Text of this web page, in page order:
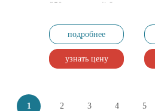
250мм с ручкой 8мм
(покраска стен и
фасадов,
полиакрил)
подробнее
узнать цену
Страницы
1 2 3 4 5